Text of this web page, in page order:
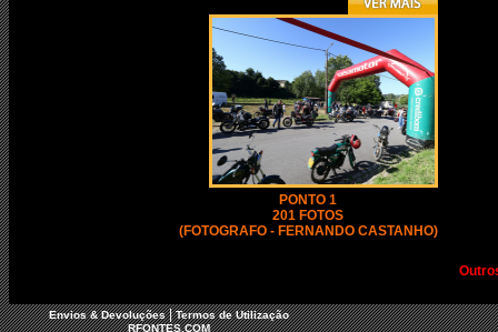
PONTO 1
201 FOTOS
(FOTOGRAFO - FERNANDO CASTANHO)
Envios & Devoluções|Termos de Utilização
RFONTES.COM